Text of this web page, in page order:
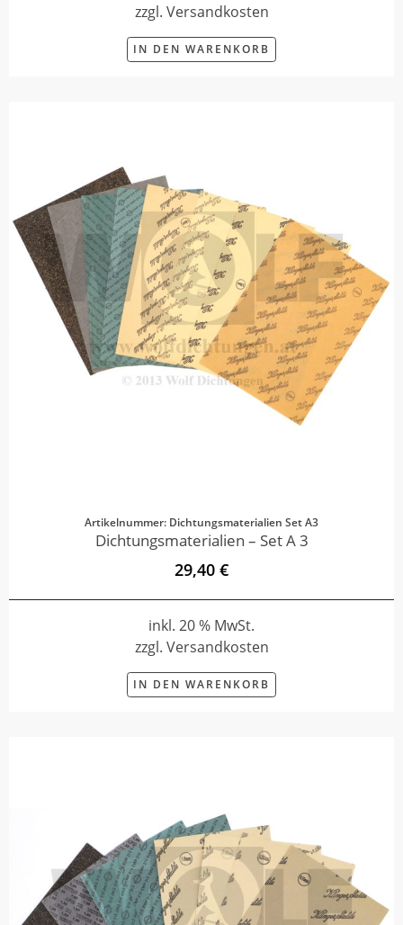
zzgl. Versandkosten
IN DEN WARENKORB
Artikelnummer: Dichtungsmaterialien Set A3
Dichtungsmaterialien – Set A 3
29,40 €
inkl. 20 % MwSt.
zzgl. Versandkosten
IN DEN WARENKORB